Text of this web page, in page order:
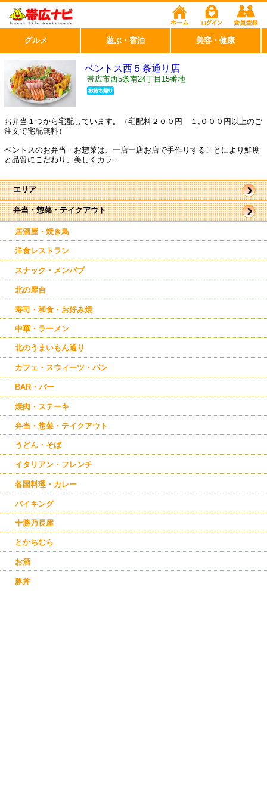
弁当・惣菜・テイクアウト
居酒屋・焼き鳥
洋食レストラン
スナック・メンパブ
北の屋台
寿司・和食・お好み焼
中華・ラーメン
北のうまいもん通り
カフェ・スウィーツ・パン
BAR・バー
焼肉・ステーキ
弁当・惣菜・テイクアウト
うどん・そば
イタリアン・フレンチ
各国料理・カレー
バイキング
十勝乃長屋
とかちむら
お酒
豚丼
エリア
帯広市
駅周辺
駅近郊
西帯広
ベントス西５条通り店
帯広市西5条南24丁目15番地
お弁当１つから宅配しています。（宅配料２００円 １,０００円以上のご
注文で宅配無料）
ベントスのお弁当・お惣菜は、一店一店お店で手作りすることにより鮮度
と品質にこだわり、美しくカラ...
グルメ 遊ぶ・宿泊 美容・健康